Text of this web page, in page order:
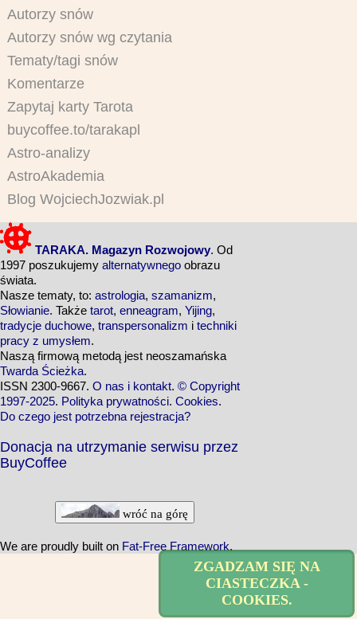
ZGADZAM SIĘ NA
CIASTECZKA -
COOKIES.
Autorzy snów
Autorzy snów wg czytania
Tematy/tagi snów
Komentarze
Zapytaj karty Tarota
buycoffee.to/tarakapl
Astro-analizy
AstroAkademia
Blog WojciechJozwiak.pl
TARAKA. Magazyn Rozwojowy. Od
1997 poszukujemy alternatywnego obrazu
świata.
Nasze tematy, to: astrologia, szamanizm,
Słowianie. Także tarot, enneagram, Yijing,
tradycje duchowe, transpersonalizm i techniki
pracy z umysłem.
Naszą firmową metodą jest neoszamańska
Twarda Ścieżka.
ISSN 2300-9667. O nas i kontakt. © Copyright
1997-2025. Polityka prywatności. Cookies.
Do czego jest potrzebna rejestracja?
Donacja na utrzymanie serwisu przez
BuyCoffee
wróć na górę
We are proudly built on Fat-Free Framework.